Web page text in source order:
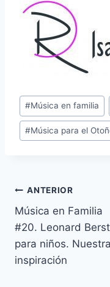
Etiquetas
de
la
#Música en familia
#Música para el
Navegación
de
entradas
ANTERIOR
Música en Familia
#20. Leonard
para niños. Nuestra
inspiración